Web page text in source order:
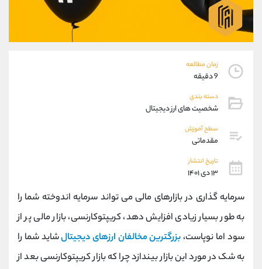
زمان مطالعه
9 دقیقه
دسته بندی
شخصیت های ارز دیجیتال
سطح آموزش
مقدماتی
تاریخ انتشار
۱۳ دی ۱۴۰۱
سرمایه گذاری در بازارهای مالی می تواند سرمایه اندوخته شما را
به طور بسیار زیادی افزایش دهد، کریپتوکارنسی، بازار مالی پر از
سود اما نوپاست،بزرگترین مخالفان ارزهای دیجیتالشاید شما را
به شک در مورد این بازار بیندازد چرا که بازار کریپتوکارنسی بعد از
09101364784
واتساپ شروع گفتگو
تلگرام @Armteam_admin_104
پشتیبان فروش
موبایل
واتساپ
داخلی
اطلاعات تماس (دفتر فروش)
021-22021030
بدون پیش شماره 90001030
اینستاگرام @alireza.mehrabii
کانال تلگرام @alirezamehrabi_com